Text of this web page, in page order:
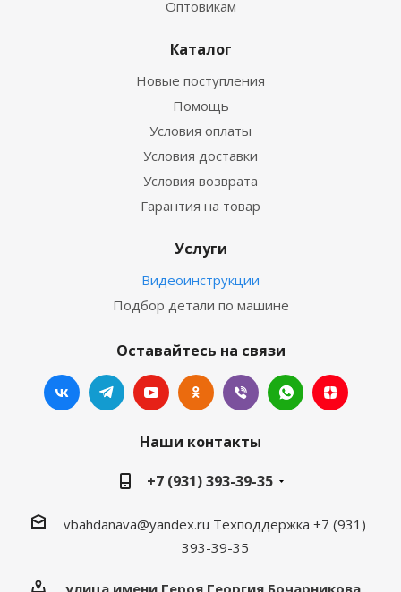
Оптовикам
Каталог
Новые поступления
Помощь
Условия оплаты
Условия доставки
Условия возврата
Гарантия на товар
Услуги
Видеоинструкции
Подбор детали по машине
Оставайтесь на связи
Наши контакты
+7 (931) 393-39-35
vbahdanava@yandex.ru Техподдержка +7 (931)
393-39-35
улица имени Героя Георгия Бочарникова,